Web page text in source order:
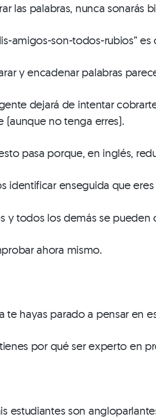
las palabras, nunca sonarás
amigos-son-todos-rubios”
y encadenar palabras
dejará de intentar
(aunque no tenga erres).
pasa porque, en inglés,
identificar enseguida que
y todos los demás se pueden
ahora mismo.
te hayas parado a pensar en
por qué ser experto en
estudiantes son